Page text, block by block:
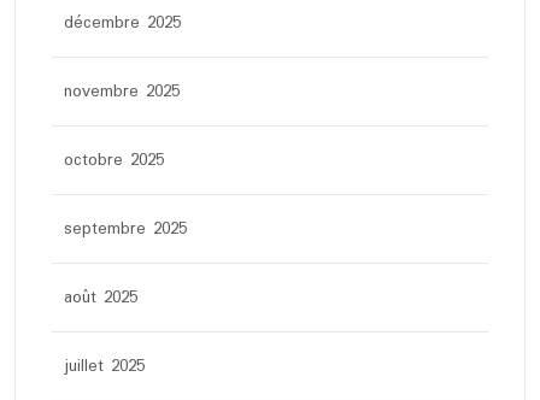
décembre 2025
novembre 2025
octobre 2025
septembre 2025
août 2025
juillet 2025